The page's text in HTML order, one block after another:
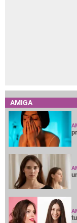
AMIGA